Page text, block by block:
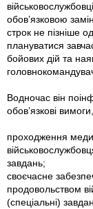
обов’язковою
строк не пізніше
плануватися
бойових дій та
Водночас він
обов’язкові
проходження
завдань;
своєчасне
продовольством
(спеціальні)